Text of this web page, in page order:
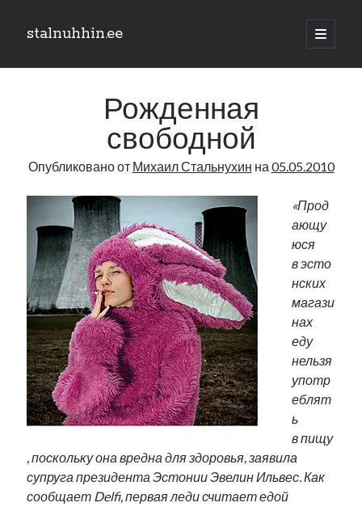
stalnuhhin.ee
отрыть
Боковая
панель
Рубрики
В мире
Интеграция
Интервью
Книга
Личное
Нарва и северо-восток
Обзор прессы
Образование
Парламент и правительство
Фотографии
Экономика
Эстония и Россия
Метки
Рожденная
свободной
Опубликовано от Михаил Стальнухин на 05.05.2010
«Прод
ающу
юся
в эсто
нских
магази
нах
еду
нельзя
употр
еблят
ь
в пищу
, поскольку она вредна для здоровья, заявила
супруга президента Эстонии Эвелин Ильвес. Как
сообщает Delfi, первая леди считает едой